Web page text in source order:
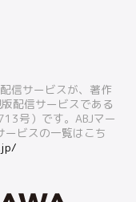
信サービスが、著作
配信サービスである
号）です。ABJマー
ービスの一覧はこち